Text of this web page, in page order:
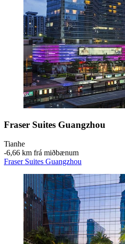
Fraser Suites Guangzhou
Tianhe
‐6,66 km frá miðbænum
Fraser Suites Guangzhou